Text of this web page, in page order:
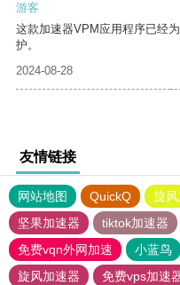
游客
这款加速器VPM应用程序已经
护。
2024-08-28
友情链接
网站地图 QuickQ 旋
坚果加速器
tiktok加速器
免费vqn外网加速
小蓝鸟
旋风加速器
免费vps加速